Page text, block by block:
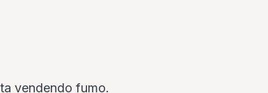
vendendo fumo.